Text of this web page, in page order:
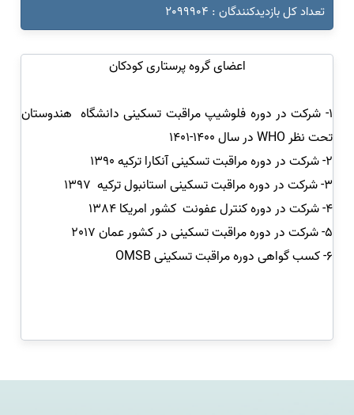
تعداد کل بازدیدکنندگان : 2099904
اعضای گروه پرستاری کودکان
1- شرکت در دوره فلوشیپ مراقبت تسکینی دانشگاه هندوستان
تحت نظر WHO در سال 1400-1401
2- شرکت در دوره مراقبت تسکینی آنکارا ترکیه 1390
3- شرکت در دوره مراقبت تسکینی استانبول ترکیه 1397
4- شرکت در دوره کنترل عفونت کشور امریکا 1384
5- شرکت در دوره مراقبت تسکینی در کشور عمان 2017
6- کسب گواهی دوره مراقبت تسکینی OMSB